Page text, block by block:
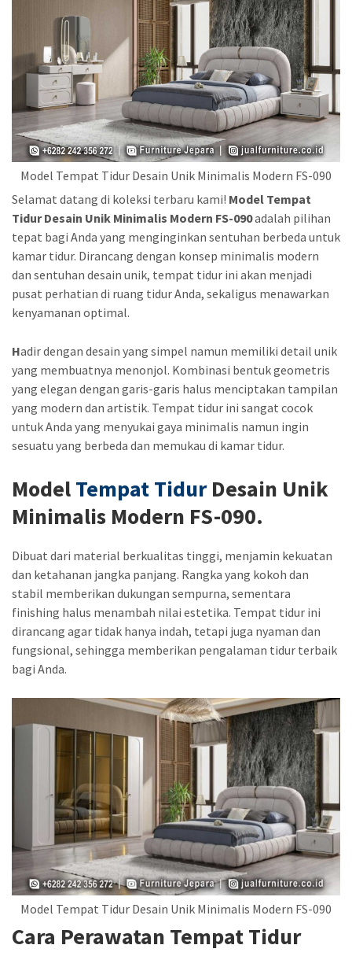
Model Tempat Tidur Desain Unik Minimalis Modern FS-090
Selamat datang di koleksi terbaru kami! Model Tempat
Tidur Desain Unik Minimalis Modern FS-090adalah pilihan
tepat bagi Anda yang menginginkan sentuhan berbeda untuk
kamar tidur. Dirancang dengan konsep minimalis modern
dan sentuhan desain unik, tempat tidur ini akan menjadi
pusat perhatian di ruang tidur Anda, sekaligus menawarkan
kenyamanan optimal.
Hadir dengan desain yang simpel namun memiliki detail unik
yang membuatnya menonjol. Kombinasi bentuk geometris
yang elegan dengan garis-garis halus menciptakan tampilan
yang modern dan artistik. Tempat tidur ini sangat cocok
untuk Anda yang menyukai gaya minimalis namun ingin
sesuatu yang berbeda dan memukau di kamar tidur.
ModelTempat TidurDesain Unik
Minimalis Modern FS-090.
Dibuat dari material berkualitas tinggi, menjamin kekuatan
dan ketahanan jangka panjang. Rangka yang kokoh dan
stabil memberikan dukungan sempurna, sementara
finishing halus menambah nilai estetika. Tempat tidur ini
dirancang agar tidak hanya indah, tetapi juga nyaman dan
fungsional, sehingga memberikan pengalaman tidur terbaik
bagi Anda.
Model Tempat Tidur Desain Unik Minimalis Modern FS-090
Cara Perawatan Tempat Tidur